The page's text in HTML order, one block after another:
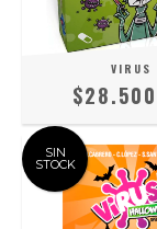
VIRUS
SIN
STOCK